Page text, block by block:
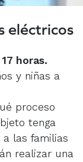
eléctricos
horas.
y niñas a
proceso
tenga
a las familias
realizar una